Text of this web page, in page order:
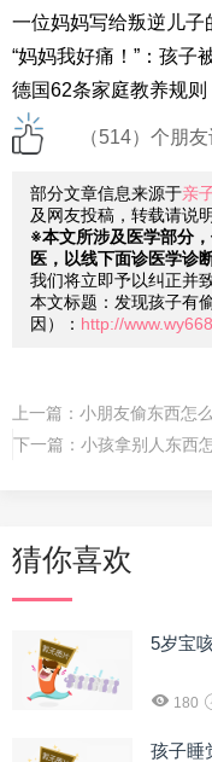
一位妈妈写给叛逆儿子
“妈妈我好痛！”：孩子
德国62条家庭教养规则
（514）个朋
部分文章信息来源于亲
及网友投稿，转载请说
※本文所涉及医学部分
医，以线下面诊医学诊
我们将立即予以纠正并致
本文标题：发现孩子有
因）： http://
上一篇： 小朋友偷东西怎
下一篇： 小孩拿别人东西
猜你喜欢
5岁宝
180
孩子睡